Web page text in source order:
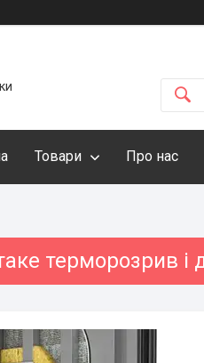
Товари Про нас
терморозрив і